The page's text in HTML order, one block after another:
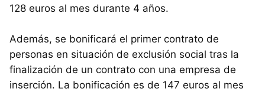
128 euros al mes durante 4 años.
Además, se bonificará el primer contrato de
personas en situación de exclusión social tras la
finalización de un contrato con una empresa de
inserción. La bonificación es de 147 euros al mes